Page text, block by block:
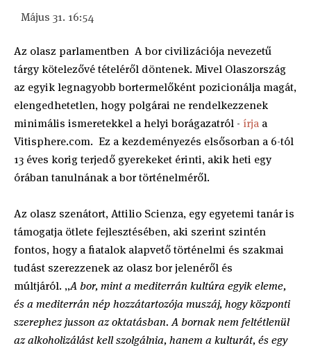
Május 31. 16:54
Az olasz parlamentben A bor civilizációja nevezetű
tárgy kötelezővé tételéről döntenek. Mivel Olaszország
az egyik legnagyobb bortermelőként pozicionálja magát,
elengedhetetlen, hogy polgárai ne rendelkezzenek
minimális ismeretekkel a helyi borágazatról - írja a
Vitisphere.com. Ez a kezdeményezés elsősorban a 6-tól
13 éves korig terjedő gyerekeket érinti, akik heti egy
órában tanulnának a bor történelméről.
Az olasz szenátort, Attilio Scienza, egy egyetemi tanár is
támogatja ötlete fejlesztésében, aki szerint szintén
fontos, hogy a fiatalok alapvető történelmi és szakmai
tudást szerezzenek az olasz bor jelenéről és
múltjáról. „A bor, mint a mediterrán kultúra egyik eleme,
és a mediterrán nép hozzátartozója muszáj, hogy központi
szerephez jusson az oktatásban. A bornak nem feltétlenül
az alkoholizálást kell szolgálnia, hanem a kulturát, és egy